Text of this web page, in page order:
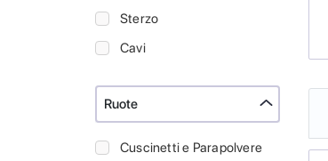
Sterzo
Cavi
Ruote
Cuscinetti e Parapolvere